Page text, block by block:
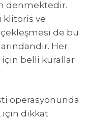
denmektedir.
klitoris ve
de bu
Her
belli kurallar
operasyonunda
için dikkat